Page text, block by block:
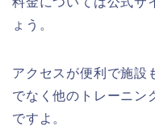
ょう。
アクセスが便利で施設
でなく他のトレーニン
ですよ。